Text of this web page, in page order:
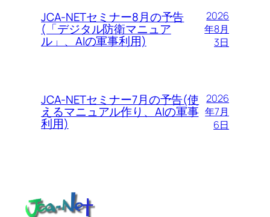
JCA-NETセミナー8月の予告
(「デジタル防衛マニュア
ル」、AIの軍事利用)
2026
年8月
3日
JCA-NETセミナー7月の予告(使
えるマニュアル作り、AIの軍事
利用)
2026
年7月
6日